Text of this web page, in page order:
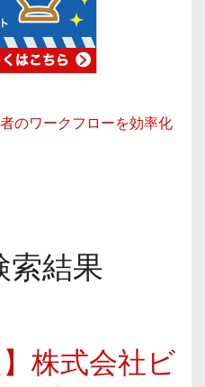
のワークフローを効率化
索結果
株式会社ビ